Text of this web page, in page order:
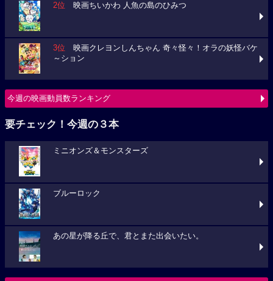
2位 映画ちいかわ 人魚の島のひみつ
3位 映画クレヨンしんちゃん 奇々怪々！オラの妖怪バケ
～ション
今週の映画動員数ランキング
要チェック！今週の３本
ミニオンズ＆モンスターズ
ブルーロック
あの星が降る丘で、君とまた出会いたい。